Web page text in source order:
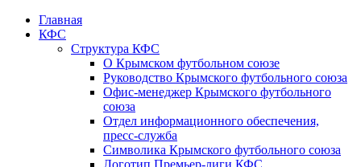
Главная
КФС
Структура КФС
О Крымском футбольном союзе
Руководство Крымского футбольного союза
Офис-менеджер Крымского футбольного
союза
Отдел информационного обеспечения,
пресс-служба
Символика Крымского футбольного союза
Логотип Премьер-лиги КФС